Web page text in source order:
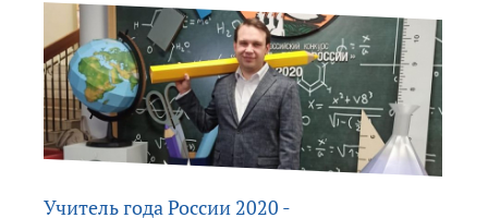
Учитель года России 2020 -